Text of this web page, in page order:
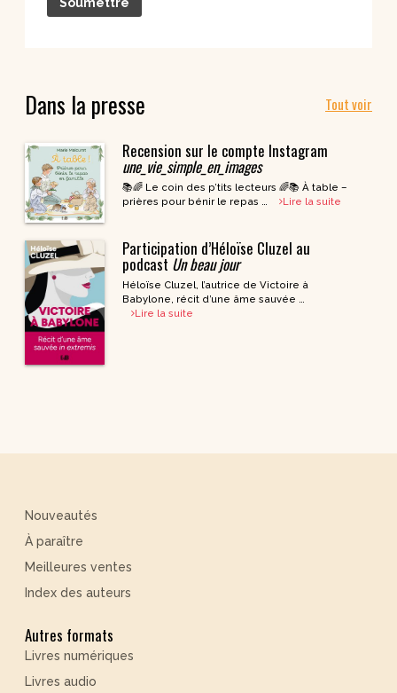
Dans la presse Tout voir
Recension sur le compte Instagram
une_vie_simple_en_images
📚🌈 Le coin des p’tits lecteurs 🌈📚 À table –
prières pour bénir le repas …
Lire la suite
Participation d’Héloïse Cluzel au
podcast Un beau jour
Héloïse Cluzel, l’autrice de Victoire à
Babylone, récit d’une âme sauvée …
Lire la suite
Nouveautés
À paraître
Meilleures ventes
Index des auteurs
Autres formats
Livres numériques
Livres audio